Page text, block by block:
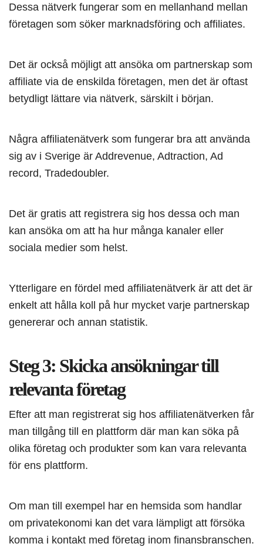
Dessa nätverk fungerar som en mellanhand mellan
företagen som söker marknadsföring och affiliates.
Det är också möjligt att ansöka om partnerskap som
affiliate via de enskilda företagen, men det är oftast
betydligt lättare via nätverk, särskilt i början.
Några affiliatenätverk som fungerar bra att använda
sig av i Sverige är Addrevenue, Adtraction, Ad
record, Tradedoubler.
Det är gratis att registrera sig hos dessa och man
kan ansöka om att ha hur många kanaler eller
sociala medier som helst.
Ytterligare en fördel med affiliatenätverk är att det är
enkelt att hålla koll på hur mycket varje partnerskap
genererar och annan statistik.
Steg 3: Skicka ansökningar till
relevanta företag
Efter att man registrerat sig hos affiliatenätverken får
man tillgång till en plattform där man kan söka på
olika företag och produkter som kan vara relevanta
för ens plattform.
Om man till exempel har en hemsida som handlar
om privatekonomi kan det vara lämpligt att försöka
komma i kontakt med företag inom finansbranschen.